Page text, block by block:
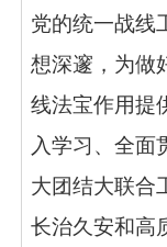
党的统一战线
想深邃，为做
线法宝作用提
入学习、全面
大团结大联合
长治久安和高